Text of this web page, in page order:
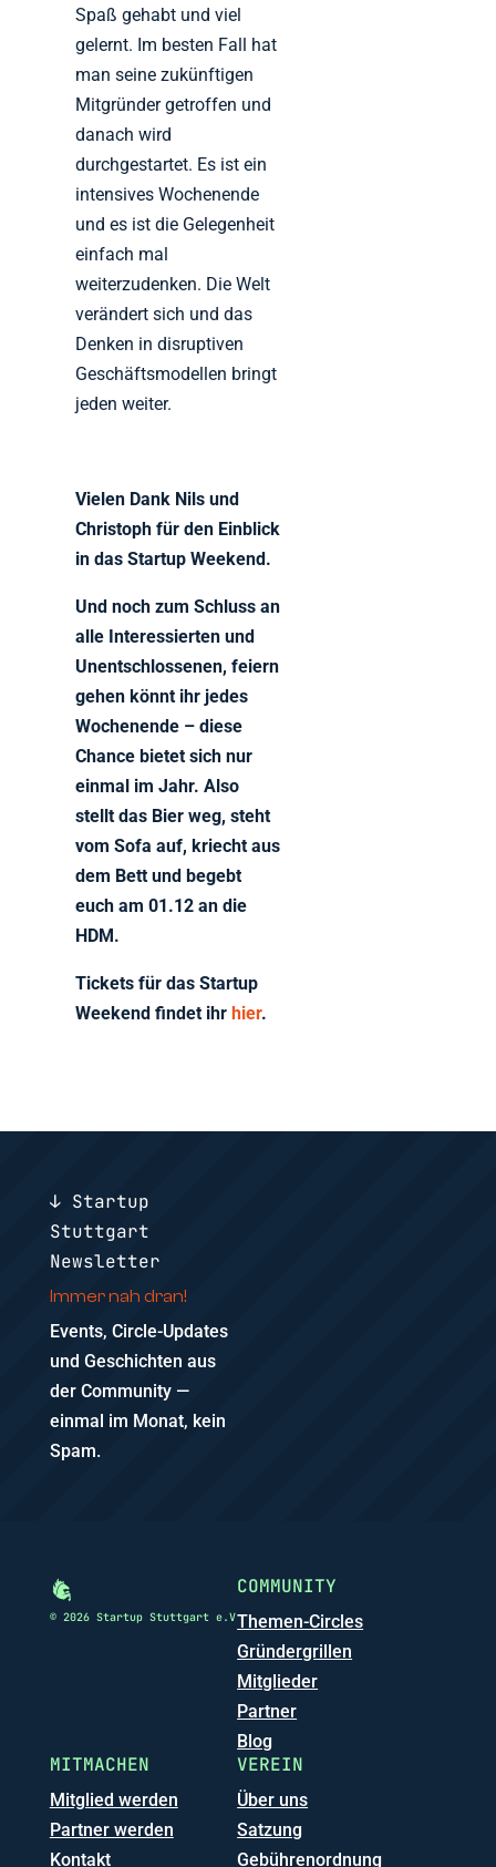
Spaß gehabt und viel
gelernt. Im besten Fall hat
man seine zukünftigen
Mitgründer getroffen und
danach wird
durchgestartet. Es ist ein
intensives Wochenende
und es ist die Gelegenheit
einfach mal
weiterzudenken. Die Welt
verändert sich und das
Denken in disruptiven
Geschäftsmodellen bringt
jeden weiter.
Vielen Dank Nils und
Christoph für den Einblick
in das Startup Weekend.
Und noch zum Schluss an
alle Interessierten und
Unentschlossenen, feiern
gehen könnt ihr jedes
Wochenende – diese
Chance bietet sich nur
einmal im Jahr. Also
stellt das Bier weg, steht
vom Sofa auf, kriecht aus
dem Bett und begebt
euch am 01.12 an die
HDM.
Tickets für das Startup
Weekend findet ihrhier.
↓ Startup
Stuttgart
Newsletter
Immer nah dran!
Events, Circle-Updates
und Geschichten aus
der Community —
einmal im Monat, kein
Spam.
© 2026 Startup Stuttgart e.V
COMMUNITY
Themen-Circles
Gründergrillen
Mitglieder
Partner
Blog
MITMACHEN
Mitglied werden
Partner werden
Kontakt
VEREIN
Über uns
Satzung
Gebührenordnung